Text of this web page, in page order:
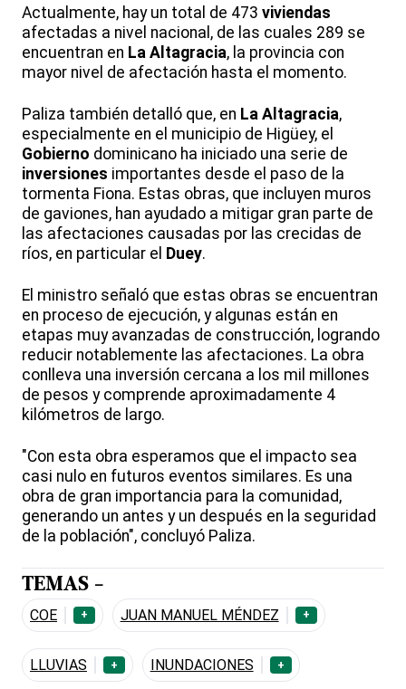
Actualmente, hay un total de 473 viviendas
afectadas a nivel nacional, de las cuales 289 se
encuentran en La Altagracia, la provincia con
mayor nivel de afectación hasta el momento.
Paliza también detalló que, en La Altagracia,
especialmente en el municipio de Higüey, el
Gobierno dominicano ha iniciado una serie de
inversiones importantes desde el paso de la
tormenta Fiona. Estas obras, que incluyen muros
de gaviones, han ayudado a mitigar gran parte de
las afectaciones causadas por las crecidas de
ríos, en particular el Duey.
El ministro señaló que estas obras se encuentran
en proceso de ejecución, y algunas están en
etapas muy avanzadas de construcción, logrando
reducir notablemente las afectaciones. La obra
conlleva una inversión cercana a los mil millones
de pesos y comprende aproximadamente 4
kilómetros de largo.
"Con esta obra esperamos que el impacto sea
casi nulo en futuros eventos similares. Es una
obra de gran importancia para la comunidad,
generando un antes y un después en la seguridad
de la población", concluyó Paliza.
TEMAS -
COE + JUAN MANUEL MÉNDEZ +
LLUVIAS + INUNDACIONES +